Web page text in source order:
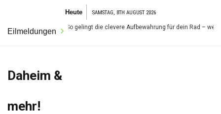
Heute SAMSTAG, 8TH AUGUST 2026
Eilmeldungen
Garten: So gelingt die clevere Aufbewahrung für dein Rad – wetterfest und
Daheim &
mehr!